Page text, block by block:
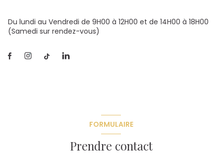
Du lundi au Vendredi de 9H00 à 12H00 et de 14H00 à 18H00
(Samedi sur rendez-vous)
FORMULAIRE
Prendre contact